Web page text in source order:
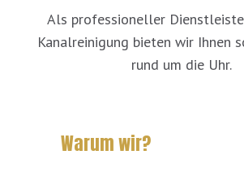
Als professioneller
Kanalreinigung bieten wir Ihnen
rund um die Uhr.
Warum wir?